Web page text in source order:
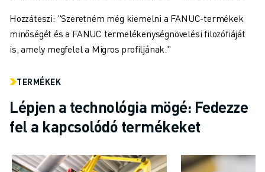
Hozzáteszi: "Szeretném még kiemelni a FANUC-termékek
minőségét és a FANUC termelékenységnövelési filozófiáját
is, amely megfelel a Migros profiljának."
TERMÉKEK
Lépjen a technológia mögé: Fedezze
fel a kapcsolódó termékeket